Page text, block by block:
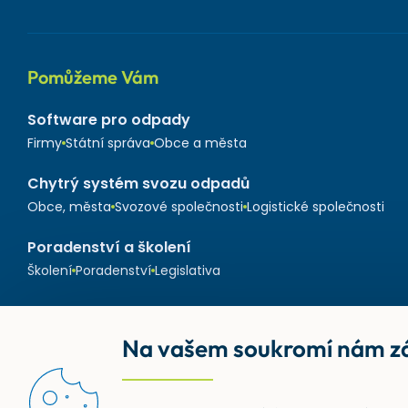
Pomůžeme Vám
Software pro odpady
Firmy Státní správa Obce a města
Chytrý systém svozu odpadů
Obce, města Svozové společnosti Logistické společnosti
Poradenství a školení
Školení Poradenství Legislativa
Na vašem soukromí nám